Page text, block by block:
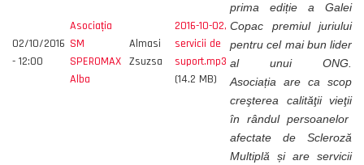
02/10/2016
- 12:00
Asociația
SM
SPEROMAX
Alba
Almasi
Zsuzsa
2016-10-02,
servicii de
suport.mp3
(14.2 MB)
prima ediție a Galei
Copac premiul juriului
pentru cel mai bun lider
al unui ONG.
Asociația are ca scop
creşterea calităţii vieţii
în rândul persoanelor
afectate de Scleroză
Multiplă și are servicii